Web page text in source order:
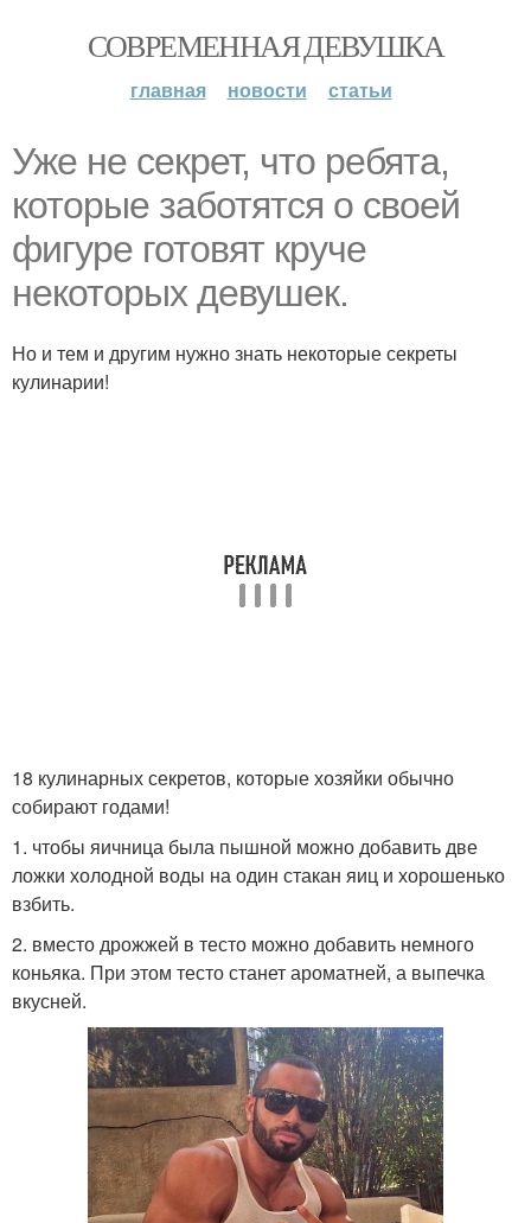
СОВРЕМЕННАЯ ДЕВУШКА
главная новости статьи
Уже не секрет, что ребята,
которые заботятся о своей
фигуре готовят круче
некоторых девушек.
Но и тем и другим нужно знать некоторые секреты
кулинарии!
18 кулинарных секретов, которые хозяйки обычно
собирают годами!
1. чтобы яичница была пышной можно добавить две
ложки холодной воды на один стакан яиц и хорошенько
взбить.
2. вместо дрожжей в тесто можно добавить немного
коньяка. При этом тесто станет ароматней, а выпечка
вкусней.